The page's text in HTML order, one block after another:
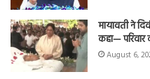
मायावती ने
कहा—
August 6,